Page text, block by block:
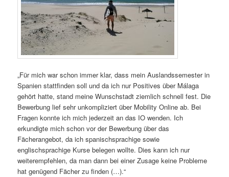
„Für mich war schon immer klar, dass mein Auslandssemester in
Spanien stattfinden soll und da ich nur Positives über Málaga
gehört hatte, stand meine Wunschstadt ziemlich schnell fest. Die
Bewerbung lief sehr unkompliziert über Mobility Online ab. Bei
Fragen konnte ich mich jederzeit an das IO wenden. Ich
erkundigte mich schon vor der Bewerbung über das
Fächerangebot, da ich spanischsprachige sowie
englischsprachige Kurse belegen wollte. Dies kann ich nur
weiterempfehlen, da man dann bei einer Zusage keine Probleme
hat genügend Fächer zu finden (…).“